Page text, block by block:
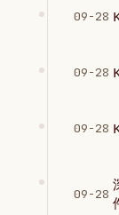
09-28
09-28
09-28
09-28